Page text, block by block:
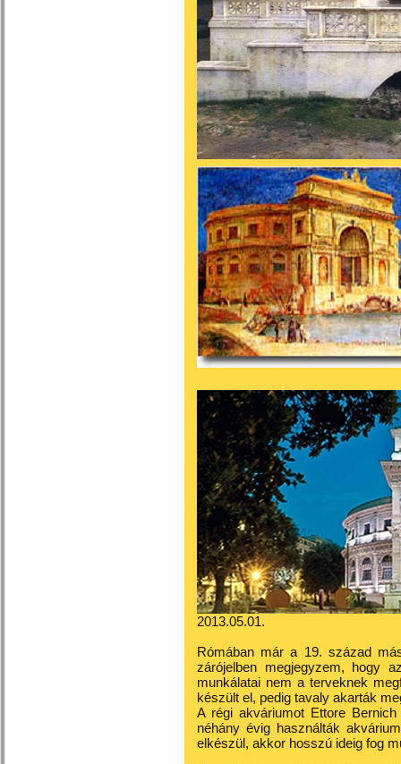
2013.05.01.
Rómában már a 19. század
zárójelben megjegyzem, hogy
munkálatai nem a terveknek
készült el, pedig tavaly akarták
A régi akváriumot Ettore
néhány évig használták
elkészül, akkor hosszú ideig fog